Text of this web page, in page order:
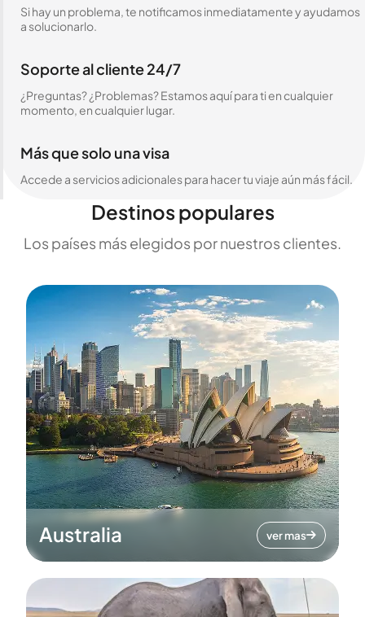
Si hay un problema, te notificamos inmediatamente y ayudamos
a solucionarlo.
Soporte al cliente 24/7
¿Preguntas? ¿Problemas? Estamos aquí para ti en cualquier
momento, en cualquier lugar.
Más que solo una visa
Accede a servicios adicionales para hacer tu viaje aún más fácil.
Destinos populares
Los países más elegidos por nuestros clientes.
Australia ver mas